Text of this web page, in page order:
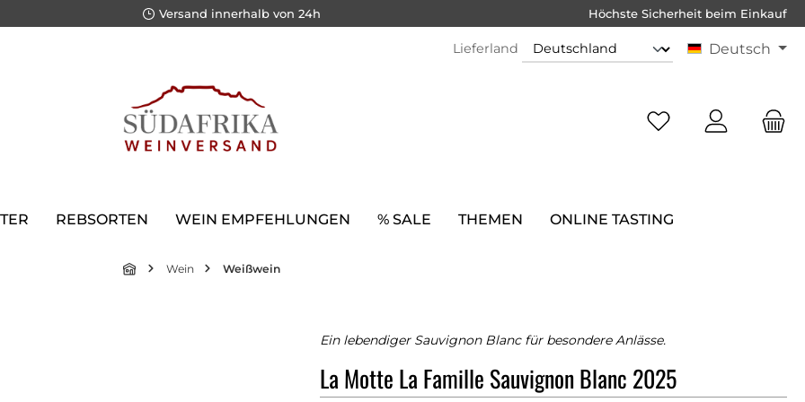
Versand innerhalb von 24h Höchste Sicherheit beim Einkauf
Lieferland Deutsch
REBSORTEN WEIN EMPFEHLUNGEN % SALE THEMEN ONLINE TASTING
Wein Weißwein
Ein lebendiger Sauvignon Blanc für besondere Anlässe.
La Motte La Famille Sauvignon Blanc 2025